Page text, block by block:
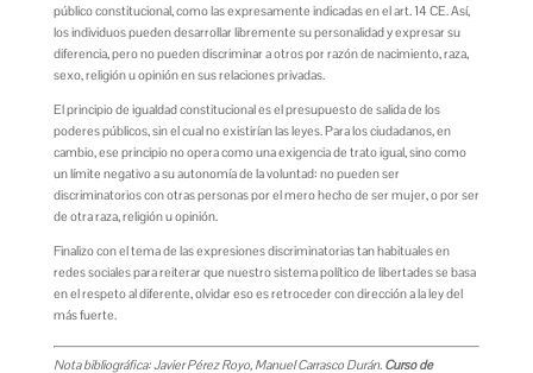
público constitucional, como las expresamente indicadas en el art. 14 CE. Así,
los individuos pueden desarrollar libremente su personalidad y expresar su
diferencia, pero no pueden discriminar a otros por razón de nacimiento, raza,
sexo, religión u opinión en sus relaciones privadas.
El principio de igualdad constitucional es el presupuesto de salida de los
poderes públicos, sin el cual no existirían las leyes. Para los ciudadanos, en
cambio, ese principio no opera como una exigencia de trato igual, sino como
un límite negativo a su autonomía de la voluntad: no pueden ser
discriminatorios con otras personas por el mero hecho de ser mujer, o por ser
de otra raza, religión u opinión.
Finalizo con el tema de las expresiones discriminatorias tan habituales en
redes sociales para reiterar que nuestro sistema político de libertades se basa
en el respeto al diferente, olvidar eso es retroceder con dirección a la ley del
más fuerte.
Nota bibliográfica: Javier Pérez Royo, Manuel Carrasco Durán. Curso de